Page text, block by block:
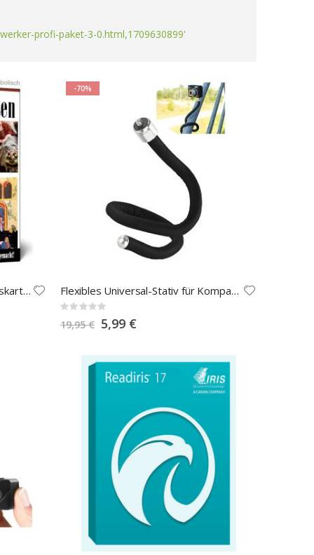
profi-paket-3-0.html,1709630899'
Historische Gruß-und Einladungskarten
-70%
Flexibles Universal-Stativ für Kompakt-Kameras
Rating:
0%
19,95 € Special
Price
5,99 €